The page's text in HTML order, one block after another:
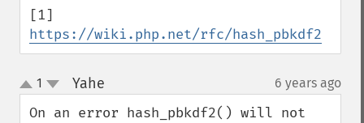
https://wiki.php.net/rfc/hash_pbkdf2
up
down
1 Yahe 6 years ago
On an error hash_pbkdf2() will not